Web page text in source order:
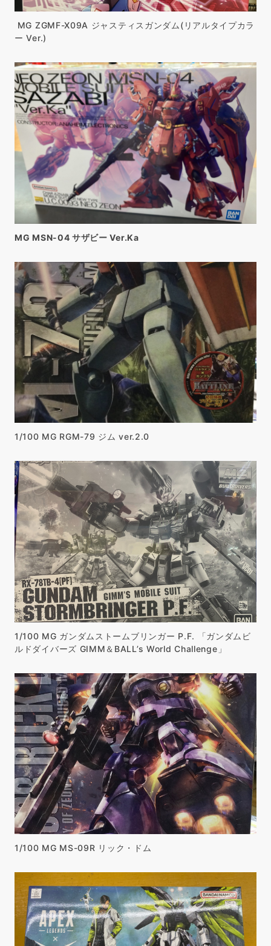
MG ZGMF-X09A ジャスティスガンダム(リアルタイプカラ
ー Ver.)
MG MSN-04 サザビー Ver.Ka
1/100 MG RGM-79 ジム ver.2.0
1/100 MG ガンダムストームブリンガー P.F. 「ガンダムビ
ルドダイバーズ GIMM＆BALL’s World Challenge」
1/100 MG MS-09R リック・ドム